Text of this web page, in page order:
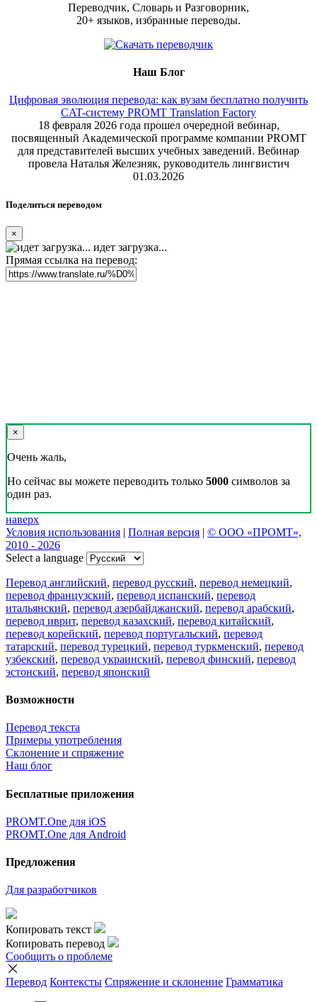
Переводчик, Словарь и Разговорник,
20+ языков, избранные переводы.
Наш Блог
Цифровая эволюция перевода: как вузам бесплатно получить
CAT-систему PROMT Translation Factory
18 февраля 2026 года прошел очередной вебинар,
посвященный Академической программе компании PROMT
для представителей высших учебных заведений. Вебинар
провела Наталья Железняк, руководитель лингвистич
01.03.2026
Поделиться переводом
×
идет загрузка...
Прямая ссылка на перевод:
×
Очень жаль,
Но сейчас вы можете переводить только 5000 символов за
один раз.
наверх
Условия использования | Полная версия | © ООО «ПРОМТ»,
2010 - 2026
Select a language
Перевод английский, перевод русский, перевод немецкий,
перевод французский, перевод испанский, перевод
итальянский, перевод азербайджанский, перевод арабский,
перевод иврит, перевод казахский, перевод китайский,
перевод корейский, перевод португальский, перевод
татарский, перевод турецкий, перевод туркменский, перевод
узбекский, перевод украинский, перевод финский, перевод
эстонский, перевод японский
Возможности
Перевод текста
Примеры употребления
Склонение и спряжение
Наш блог
Бесплатные приложения
PROMT.One для iOS
PROMT.One для Android
Предложения
Для разработчиков
Копировать текст
Копировать перевод
Сообщить о проблеме
Перевод Контексты Спряжение и склонение Грамматика